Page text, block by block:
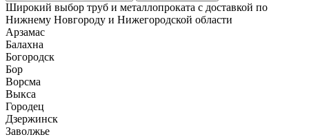
Широкий выбор труб и металлопроката с доставкой по
Нижнему Новгороду и Нижегородской области
Арзамас
Балахна
Богородск
Бор
Ворсма
Выкса
Городец
Дзержинск
Заволжье